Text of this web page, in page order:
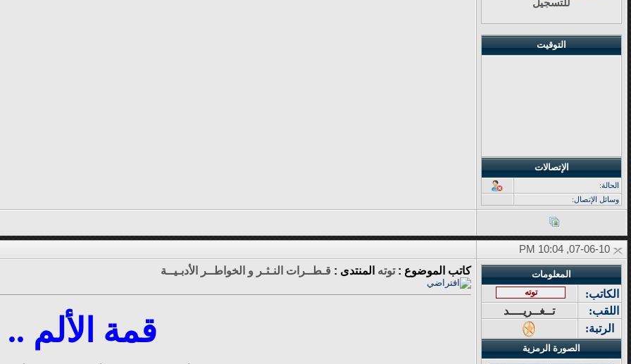
للتسجيل
التوقيت
الإتصالات
الحالة:
وسائل الإتصال:
المعلومات
الكاتب: توته
اللقب:
تــغــريــــد
الرتبة:
الصورة الرمزية
كاتب الموضوع :توته المنتدى : قـطــرات النـثـر و الخواطــر الأدبـيــة
قمة الألم ..